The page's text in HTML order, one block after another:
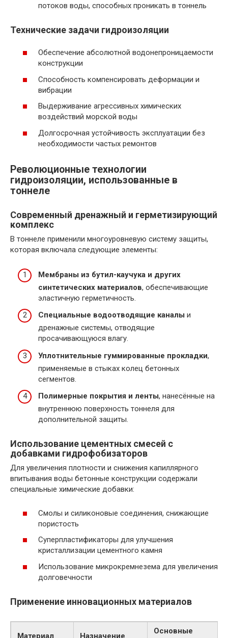
потоков воды, способных проникать в тоннель
Технические задачи гидроизоляции
Обеспечение абсолютной водонепроницаемости
конструкции
Способность компенсировать деформации и
вибрации
Выдерживание агрессивных химических
воздействий морской воды
Долгосрочная устойчивость эксплуатации без
необходимости частых ремонтов
Революционные технологии
гидроизоляции, использованные в
тоннеле
Современный дренажный и герметизирующий
комплекс
В тоннеле применили многоуровневую систему защиты,
которая включала следующие элементы:
Мембраны из бутил-каучука и других
синтетических материалов, обеспечивающие
эластичную герметичность.
Специальные водоотводящие каналы и
дренажные системы, отводящие
просачивающуюся влагу.
Уплотнительные гуммированные прокладки,
применяемые в стыках колец бетонных
сегментов.
Полимерные покрытия и ленты, нанесённые на
внутреннюю поверхность тоннеля для
дополнительной защиты.
Использование цементных смесей с
добавками гидрофобизаторов
Для увеличения плотности и снижения капиллярного
впитывания воды бетонные конструкции содержали
специальные химические добавки:
Смолы и силиконовые соединения, снижающие
пористость
Суперпластификаторы для улучшения
кристаллизации цементного камня
Использование микрокремнезема для увеличения
долговечности
Применение инновационных материалов
Материал Назначение
Основные